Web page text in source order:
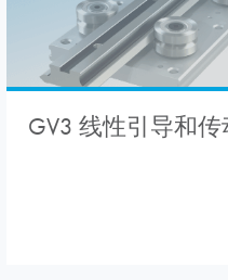
GV3 线性引导和